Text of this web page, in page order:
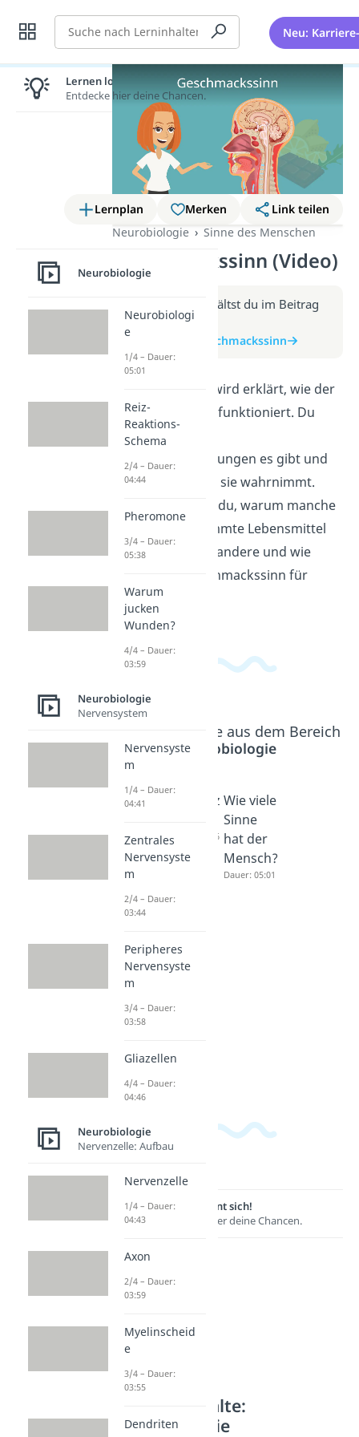
Suche Neu:
Lernplan Merken
Link teilen
Neurobiologie
Sinne des Menschen
Geschmackssinn (Video)
Weitere Infos erhältst du im Beitrag
zum Video
zum Beitrag: Geschmackssinn
In diesem Video wird erklärt, wie der
Geschmackssinn funktioniert. Du
erfährst, welche
Geschmacksrichtungen es gibt und
wie unser Körper sie wahrnimmt.
Außerdem lernst du, warum manche
Menschen bestimmte Lebensmittel
lieber mögen als andere und wie
wichtig der Geschmackssinn für
unser Essen ist.
Beliebte Inhalte aus dem Bereich
Neurobiologie
Geschm
ungen
Dauer: 04:28
Proprioz
Dauer: 03:06
Wie viele
Sinne
hat der
Mensch?
Dauer: 05:01
Lernen lohnt sich!
Entdecke hier deine Chancen.
Weitere Inhalte:
Neurobiologie
Lernen lohnt sich!
Entdecke hier deine Chancen.
Neurobiologie
Neurobiologi
e
1/4 – Dauer:
05:01
Reiz-
Reaktions-
Schema
2/4 – Dauer:
04:44
Pheromone
3/4 – Dauer:
05:38
Warum
jucken
Wunden?
4/4 – Dauer:
03:59
Neurobiologie
Nervensystem
Nervensyste
m
1/4 – Dauer:
04:41
Zentrales
Nervensyste
m
2/4 – Dauer:
03:44
Peripheres
Nervensyste
m
3/4 – Dauer:
03:58
Gliazellen
4/4 – Dauer:
04:46
Neurobiologie
Nervenzelle: Aufbau
Nervenzelle
1/4 – Dauer:
04:43
Axon
2/4 – Dauer:
03:59
Myelinscheid
e
3/4 – Dauer:
03:55
Dendriten